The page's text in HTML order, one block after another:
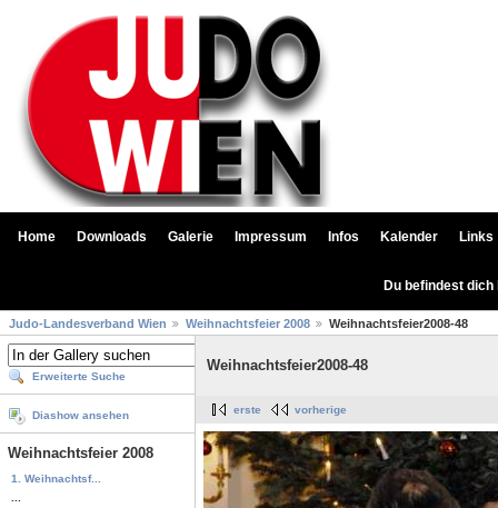
Home Downloads Galerie Impressum Infos Kalender Links
Du befindest
Judo-Landesverband Wien Weihnachtsfeier 2008 Weihnachtsfeier2008-48
Erweiterte Suche
Diashow ansehen
Weihnachtsfeier 2008
1. Weihnachtsf...
Weihnachtsfeier2008-48
erste vorherige